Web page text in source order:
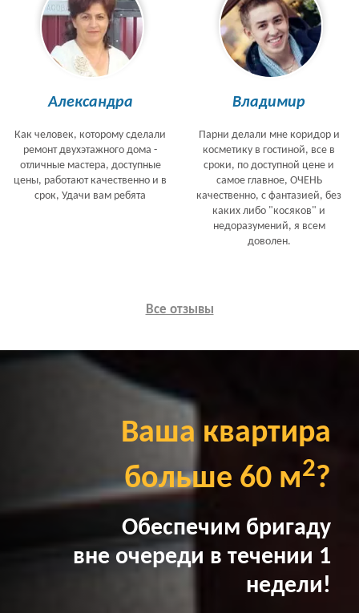
Александра
Как человек, которому сделали
ремонт двухэтажного дома -
отличные мастера, доступные
цены, работают качественно и в
срок, Удачи вам ребята
Владимир
Парни делали мне коридор и
косметику в гостиной, все в
сроки, по доступной цене и
самое главное, ОЧЕНЬ
качественно, с фантазией, без
каких либо "косяков" и
недоразумений, я всем
доволен.
Все отзывы
Ваша квартира
больше 60 м2?
Обеспечим бригаду
вне очереди в течении 1
недели!